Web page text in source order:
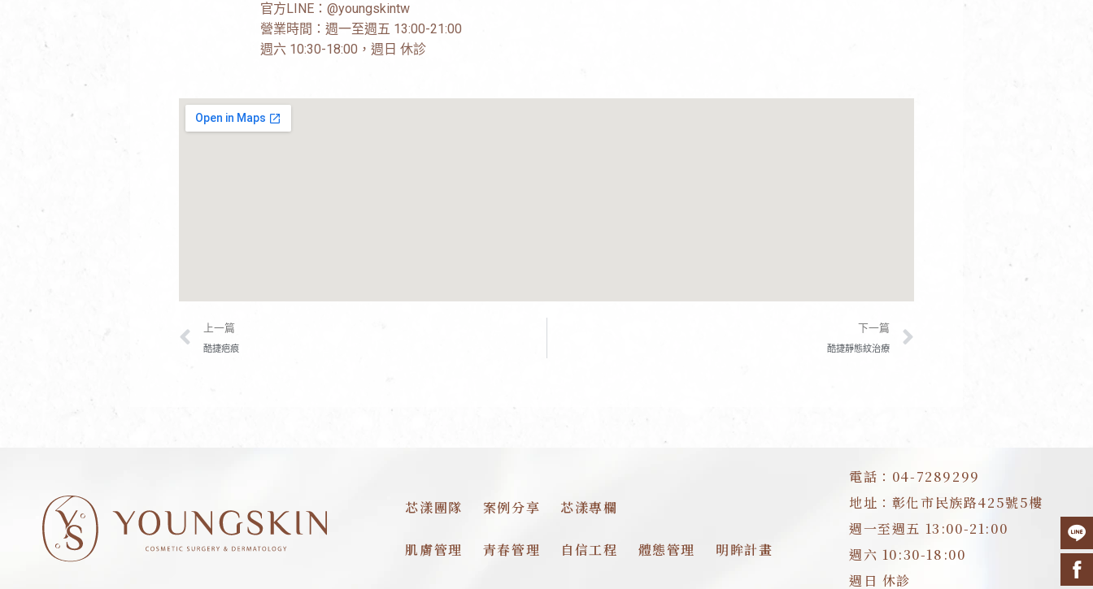
官方LINE： @youngskintw
營業時間：週一至週五 13:00-21:00
週六 10:30-18:00，週日 休診
上一頁
上一篇
酷捷疤痕
下一篇
酷捷靜態紋治療
芯漾團隊 案例分享 芯漾專欄
肌膚管理 青春管理 自信工程 體態管理 明眸計畫
電話：04-7289299
地址：彰化市民族路425號5樓
週一至週五 13:00-21:00
週六 10:30-18:00
週日 休診